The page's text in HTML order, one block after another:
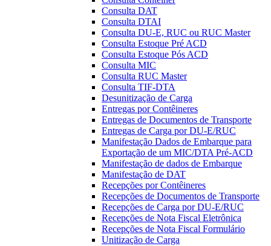
Consulta DAT
Consulta DTAI
Consulta DU-E, RUC ou RUC Master
Consulta Estoque Pré ACD
Consulta Estoque Pós ACD
Consulta MIC
Consulta RUC Master
Consulta TIF-DTA
Desunitização de Carga
Entregas por Contêineres
Entregas de Documentos de Transporte
Entregas de Carga por DU-E/RUC
Manifestação Dados de Embarque para
Exportação de um MIC/DTA Pré-ACD
Manifestação de dados de Embarque
Manifestação de DAT
Recepções por Contêineres
Recepções de Documentos de Transporte
Recepções de Carga por DU-E/RUC
Recepções de Nota Fiscal Eletrônica
Recepções de Nota Fiscal Formulário
Unitização de Carga